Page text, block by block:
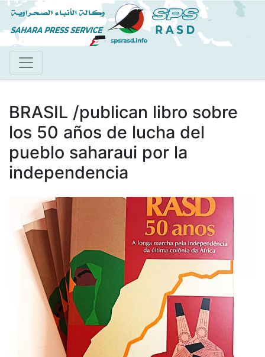
Pasar
al
contenido
BRASIL /publican libro sobre
los 50 años de lucha del
pueblo saharaui por la
independencia